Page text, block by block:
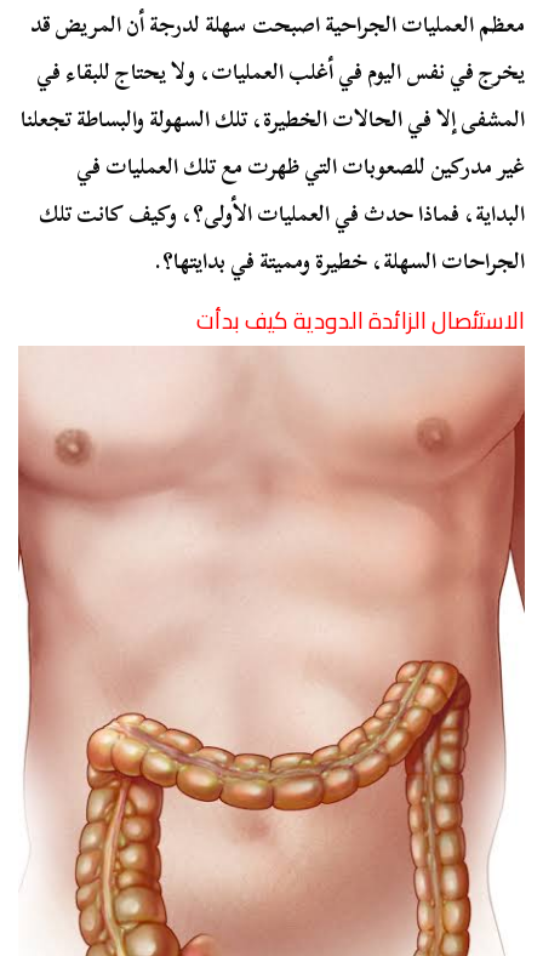
معظم العمليات الجراحية اصبحت سهلة لدرجة أن المريض قد
يخرج في نفس اليوم في أغلب العمليات، ولا يحتاج للبقاء في
المشفى إلا في الحالات الخطيرة، تلك السهولة والبساطة تجعلنا
غير مدركين للصعوبات التي ظهرت مع تلك العمليات في
البداية، فماذا حدث في العمليات الأولى؟، وكيف كانت تلك
الجراحات السهلة، خطيرة ومميتة في بدايتها؟.
الاستئصال الزائدة الدودية كيف بدأت